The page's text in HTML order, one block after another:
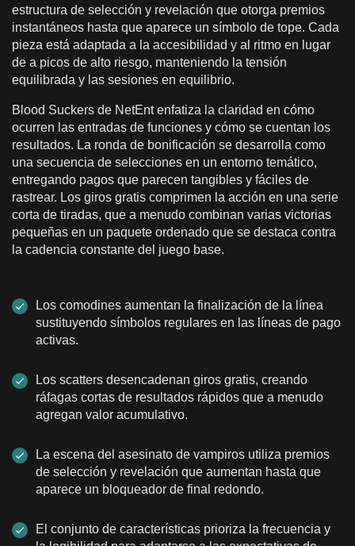
estructura de selección y revelación que otorga premios
instantáneos hasta que aparece un símbolo de tope. Cada
pieza está adaptada a la accesibilidad y al ritmo en lugar
de a picos de alto riesgo, manteniendo la tensión
equilibrada y las sesiones en equilibrio.
Blood Suckers de NetEnt enfatiza la claridad en cómo
ocurren las entradas de funciones y cómo se cuentan los
resultados. La ronda de bonificación se desarrolla como
una secuencia de selecciones en un entorno temático,
entregando pagos que parecen tangibles y fáciles de
rastrear. Los giros gratis comprimen la acción en una serie
corta de tiradas, que a menudo combinan varias victorias
pequeñas en un paquete ordenado que se destaca contra
la cadencia constante del juego base.
Los comodines aumentan la finalización de la línea
sustituyendo símbolos regulares en las líneas de pago
activas.
Los scatters desencadenan giros gratis, creando
ráfagas cortas de resultados rápidos que a menudo
agregan valor acumulativo.
La escena del asesinato de vampiros utiliza premios
de selección y revelación que aumentan hasta que
aparece un bloqueador de final redondo.
El conjunto de características prioriza la frecuencia y